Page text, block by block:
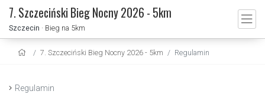
7. Szczeciński Bieg Nocny 2026 - 5km
Szczecin · Bieg na 5km
7. Szczeciński Bieg Nocny 2026 - 5km Regulamin
Regulamin